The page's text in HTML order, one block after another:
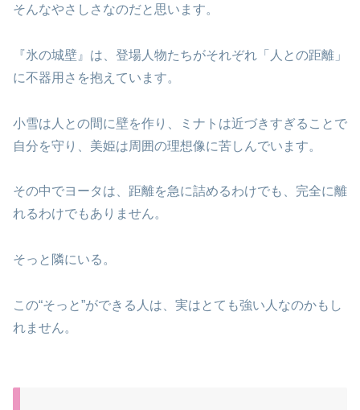
そんなやさしさなのだと思います。
『氷の城壁』は、登場人物たちがそれぞれ「人との距離」
に不器用さを抱えています。
小雪は人との間に壁を作り、ミナトは近づきすぎることで
自分を守り、美姫は周囲の理想像に苦しんでいます。
その中でヨータは、距離を急に詰めるわけでも、完全に離
れるわけでもありません。
そっと隣にいる。
この“そっと”ができる人は、実はとても強い人なのかもし
れません。